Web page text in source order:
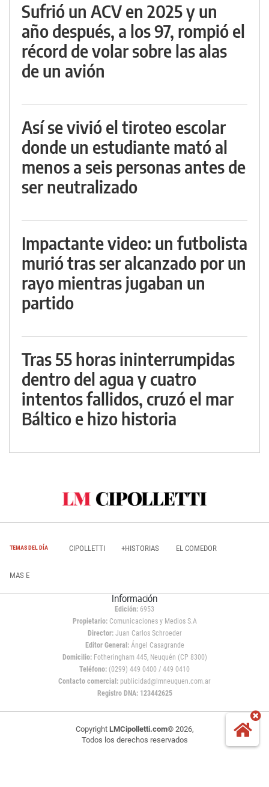
Sufrió un ACV en 2025 y un
año después, a los 97, rompió el
récord de volar sobre las alas
de un avión
Así se vivió el tiroteo escolar
donde un estudiante mató al
menos a seis personas antes de
ser neutralizado
Impactante video: un futbolista
murió tras ser alcanzado por un
rayo mientras jugaban un
partido
Tras 55 horas ininterrumpidas
dentro del agua y cuatro
intentos fallidos, cruzó el mar
Báltico e hizo historia
TEMAS DEL DÍA CIPOLLETTI +HISTORIAS EL COMEDOR
MAS E
Información
Edición: 6953
Propietario:Comunicaciones y Medios S.A
Director: Juan Carlos Schroeder
Editor General:Ángel Casagrande
Domicilio:Fotheringham 445, Neuquén (CP 8300)
Teléfono: (0299) 449 0400 / 449 0410
Contacto comercial: publicidad@lmneuquen.com.ar
Registro DNA: 123442625
Copyright LMCipolletti.com© 2026,
Todos los derechos reservados